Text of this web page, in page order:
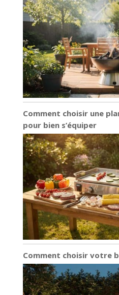
Comment choisir une
pour bien s’équiper
Comment choisir votre